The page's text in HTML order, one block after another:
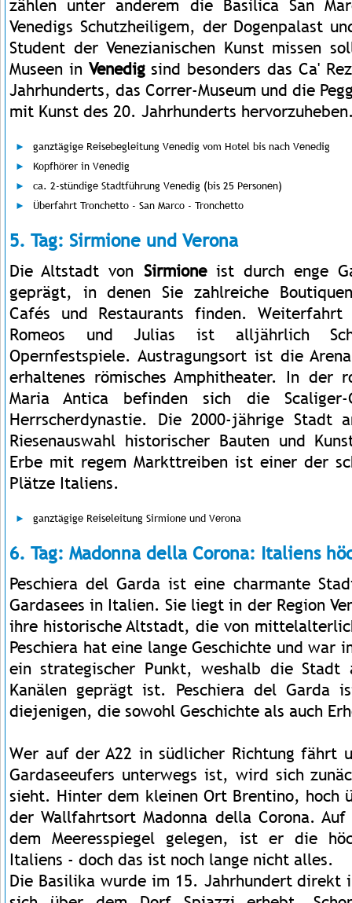
zählen unter anderem die Basilica San
Venedigs Schutzheiligem, der Dogenpalast
Student der Venezianischen Kunst missen
Museen in Venedigsind besonders das Ca'
Jahrhunderts, das Correr-Museum und die
mit Kunst des 20. Jahrhunderts
ganztägige Reisebegleitung Venedig vom Hotel bis nach Venedig
Kopfhörer in Venedig
ca. 2-stündige Stadtführung Venedig (bis 25 Personen)
Überfahrt Tronchetto - San Marco - Tronchetto
5. Tag: Sirmione und Verona
Die Altstadt von Sirmione ist durch enge
geprägt, in denen Sie zahlreiche
Cafés und Restaurants finden.
Romeos und Julias ist alljährlich
Opernfestspiele. Austragungsort ist die
erhaltenes römisches Amphitheater. In der
Maria Antica befinden sich die Scaliger-
Herrscherdynastie. Die 2000-jährige Stadt
Riesenauswahl historischer Bauten und
Erbe mit regem Markttreiben ist einer der
Plätze Italiens.
ganztägige Reiseleitung Sirmione und Verona
6. Tag: Madonna della Corona: Italiens
Peschiera del Garda ist eine charmante
Gardasees in Italien. Sie liegt in der Region
ihre historische Altstadt, die von
Peschiera hat eine lange Geschichte und war
ein strategischer Punkt, weshalb die Stadt
Kanälen geprägt ist. Peschiera del Garda
diejenigen, die sowohl Geschichte als auch
Wer auf der A22 in südlicher Richtung fährt
Gardaseeufers unterwegs ist, wird sich
sieht. Hinter dem kleinen Ort Brentino, hoch
der Wallfahrtsort Madonna della Corona.
dem Meeresspiegel gelegen, ist er die
Italiens - doch das ist noch lange nicht alles.
Die Basilika wurde im 15. Jahrhundert direkt